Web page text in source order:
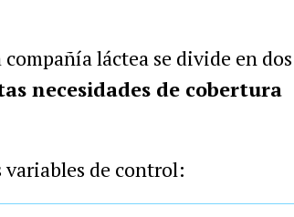
láctea se divide en dos
necesidades de cobertura
variables de control: